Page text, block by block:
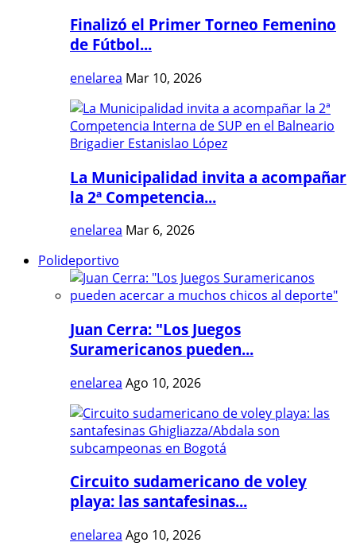
Finalizó el Primer Torneo Femenino
de Fútbol...
enelarea Mar 10, 2026
La Municipalidad invita a acompañar
la 2ª Competencia...
enelarea Mar 6, 2026
Polideportivo
Juan Cerra: "Los Juegos
Suramericanos pueden...
enelarea Ago 10, 2026
Circuito sudamericano de voley
playa: las santafesinas...
enelarea Ago 10, 2026